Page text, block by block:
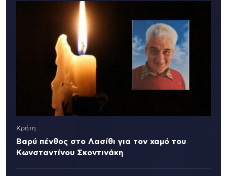
Κρήτη
Βαρύ πένθος στο Λασίθι για τον χαμό του
Κωνσταντίνου Σκοντινάκη